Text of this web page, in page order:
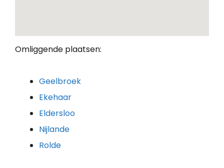
Omliggende plaatsen:
Geelbroek
Ekehaar
Eldersloo
Nijlande
Rolde